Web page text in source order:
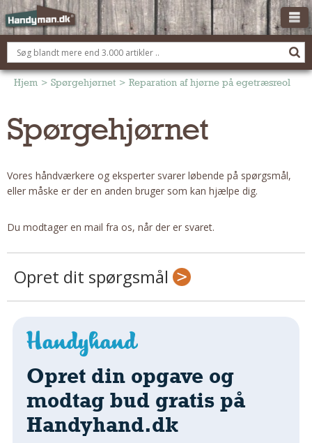
OM HANDYMAN.DK
FÅ 3 TILBUD
BOLIG KØBERÅDGIVNING
Montage Og Nybyg
Reparation Og Vedligehold
Om Materialer
Om Værktøj
Udskiftning Og Montage
Om Materialer
Tips Og Tests
VVS
Montage Og Udskiftning
Reparation Og Vedligehold
Hjem > Spørgehjørnet > Reparation af hjørne på egetræsreol
Spørgehjørnet
Vores håndværkere og eksperter svarer løbende på spørgsmål,
eller måske er der en anden bruger som kan hjælpe dig.
Du modtager en mail fra os, når der er svaret.
Opret dit spørgsmål
Opret din opgave og
modtag bud gratis på
Handyhand.dk